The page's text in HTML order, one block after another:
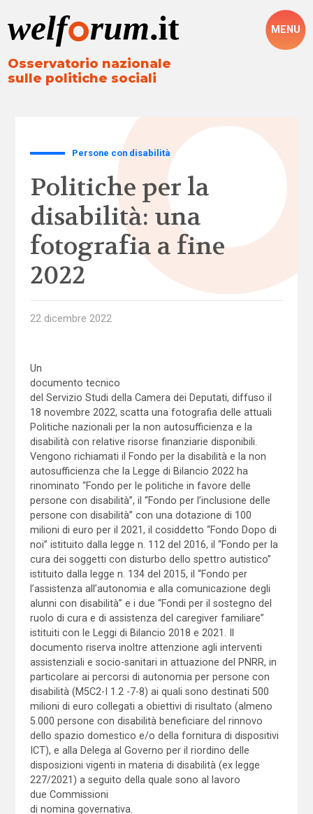
Osservatorio nazionale
sulle politiche sociali
MENU
Persone con disabilità
Politiche per la
disabilità: una
fotografia a fine
2022
22 dicembre 2022
Un
documento tecnico
del Servizio Studi della Camera dei Deputati, diffuso il
18 novembre 2022, scatta una fotografia delle attuali
Politiche nazionali per la non autosufficienza e la
disabilità con relative risorse finanziarie disponibili.
Vengono richiamati il Fondo per la disabilità e la non
autosufficienza che la Legge di Bilancio 2022 ha
rinominato “Fondo per le politiche in favore delle
persone con disabilità”, il “Fondo per l’inclusione delle
persone con disabilità” con una dotazione di 100
milioni di euro per il 2021, il cosiddetto “Fondo Dopo di
noi” istituito dalla legge n. 112 del 2016, il “Fondo per la
cura dei soggetti con disturbo dello spettro autistico”
istituito dalla legge n. 134 del 2015, il “Fondo per
l’assistenza all’autonomia e alla comunicazione degli
alunni con disabilità” e i due “Fondi per il sostegno del
ruolo di cura e di assistenza del caregiver familiare”
istituiti con le Leggi di Bilancio 2018 e 2021. Il
documento riserva inoltre attenzione agli interventi
assistenziali e socio-sanitari in attuazione del PNRR, in
particolare ai percorsi di autonomia per persone con
disabilità (M5C2-I 1.2 -7-8) ai quali sono destinati 500
milioni di euro collegati a obiettivi di risultato (almeno
5.000 persone con disabilità beneficiare del rinnovo
dello spazio domestico e/o della fornitura di dispositivi
ICT), e alla Delega al Governo per il riordino delle
disposizioni vigenti in materia di disabilità (ex legge
227/2021) a seguito della quale sono al lavoro
due Commissioni
di nomina governativa.